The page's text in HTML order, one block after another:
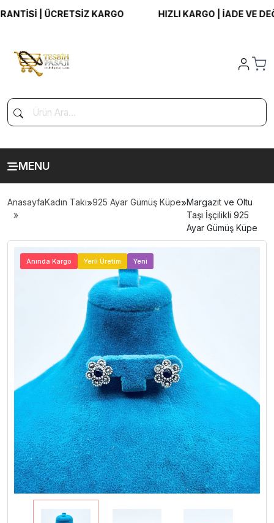
| ÜCRETSİZ KARGO HIZLI KARGO | İADE VE
MENU
AnasayfaKadın Takı»925 Ayar Gümüş Küpe»Margazit ve Oltu
Taşı İşçilikli 925
Ayar Gümüş Küpe
Anında Kargo Yerli Üretim Yeni